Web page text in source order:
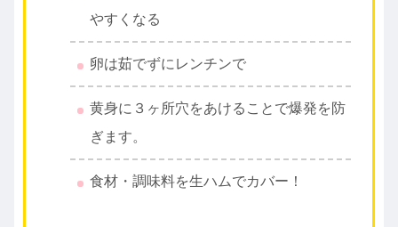
やすくなる
卵は茹でずにレンチンで
黄身に３ヶ所穴をあけることで爆発を防
ぎます。
食材・調味料を生ハムでカバー！